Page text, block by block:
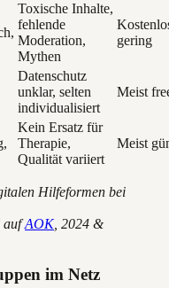
Toxische Inhalte,
fehlende
Moderation,
Mythen
gering
Datenschutz
unklar, selten
individualisiert
Meist
Kein Ersatz für
Therapie,
Qualität variiert
Meist
Hilfeformen bei
aufAOK, 2024 &
im Netz